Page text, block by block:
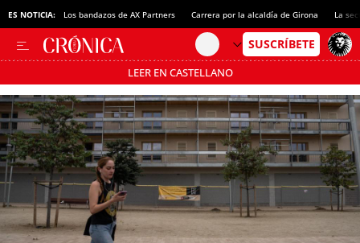
ES NOTICIA: Los bandazos de AX Partners Carrera por la alcaldía de Girona La
LEER EN CASTELLANO
Pásate al MODO AHORRO